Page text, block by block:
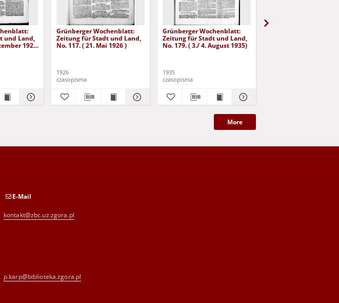
und Land,
1926
Grünberger Wochenblatt:
Zeitung für Stadt und Land,
No. 117. ( 21. Mai 1926 )
1926
czasopisma
Grünberger Wochenblatt:
Zeitung für Stadt und Land,
No. 179. ( 3./ 4. August 1935)
1935
czasopisma
More
E-Mail
kontakt@zbc.uz.zgora.pl
p.karp@biblioteka.zgora.pl